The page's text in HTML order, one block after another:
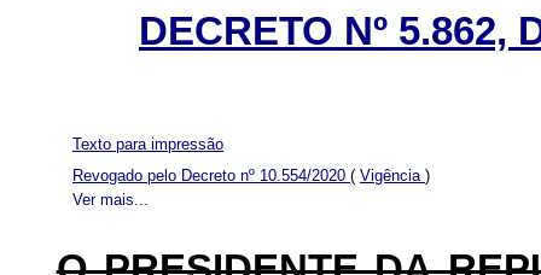
DECRETO Nº 5.862,
Ver mais...
Texto para impressão
Revogado pelo Decreto nº 10.554/2020 ( Vigência )